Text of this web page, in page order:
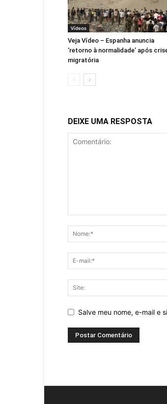
Vídeos
Veja Vídeo – Espanha anuncia
‘retorno à normalidade’ após
migratória
DEIXE UMA RESPOSTA
Salve meu nome, e-mail e